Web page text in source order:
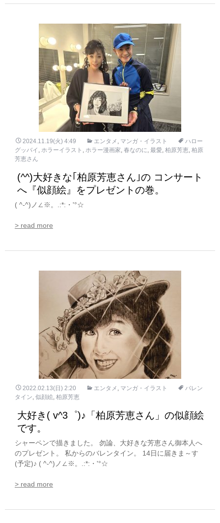
2024.11.19(火) 4:49 エンタメ , マンガ・イラスト
ハロー
グッバイ , ホラーイラスト , ホラー漫画家, 春なのに, 最愛, 柏原芳恵, 柏原
芳恵さん
(^^)大好きな｢柏原芳恵さん｣の コンサート
へ『似顔絵』をプレゼントの巻。
( ^-^)ノ∠※。.:*:・'°☆
> read more
2022.02.13(日) 2:20 エンタメ , マンガ・イラスト
バレン
タイン, 似顔絵, 柏原芳恵
大好き( v^3゜)♪「柏原芳恵さん」の似顔絵
です。
シャーペンで描きました。 勿論、大好きな芳恵さん御本人へ
のプレゼント。 私からのバレンタイン。 14日に届きま～す
(予定)♪ ( ^-^)ノ∠※。.:*:・'°☆
> read more